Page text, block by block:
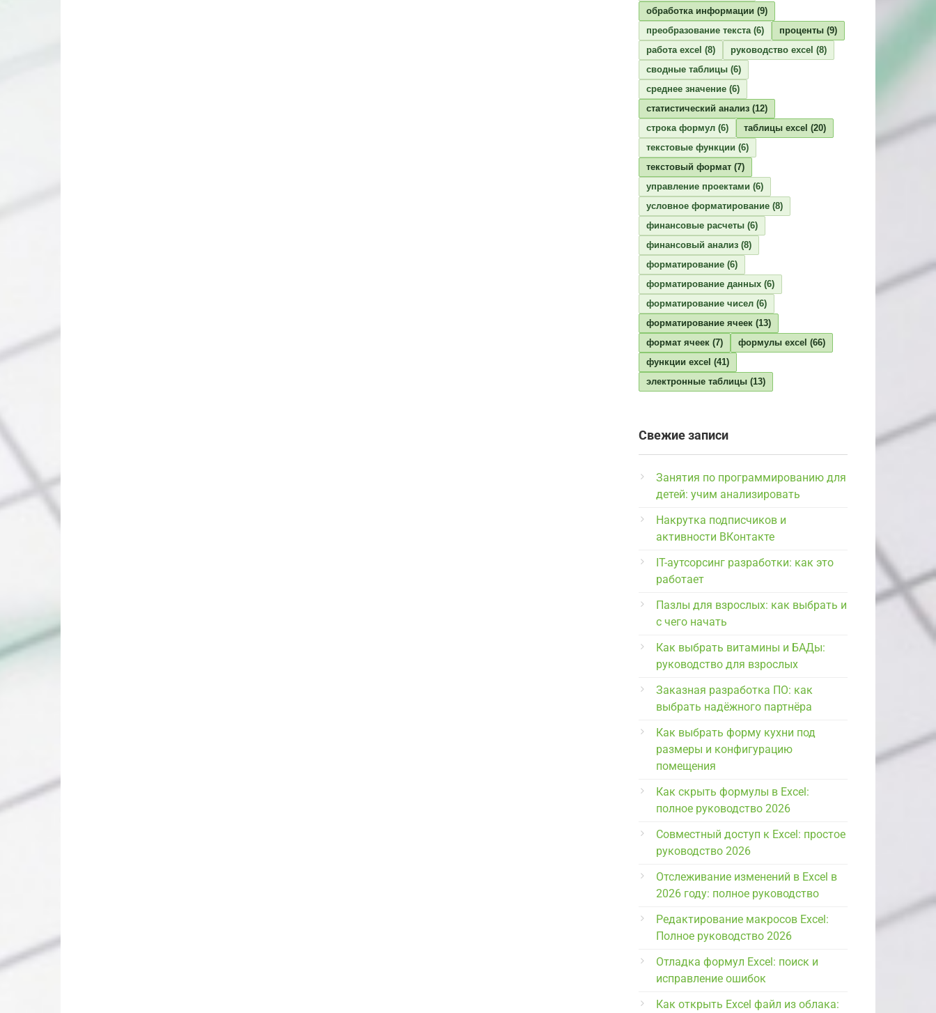
обработка информации (9)
преобразование текста(6) проценты (9)
работа excel (8) руководство excel (8)
сводные таблицы (6)
среднее значение (6)
статистический анализ (12)
строка формул (6) таблицы excel (20)
текстовые функции (6)
текстовый формат (7)
управление проектами (6)
условное форматирование (8)
финансовые расчеты (6)
финансовый анализ (8)
форматирование (6)
форматирование данных (6)
форматирование чисел (6)
форматирование ячеек (13)
формат ячеек (7) формулы excel (66)
функции excel (41)
электронные таблицы (13)
Свежие записи
Занятия по программированию для
детей: учим анализировать
Накрутка подписчиков и
активности ВКонтакте
IT-аутсорсинг разработки: как это
работает
Пазлы для взрослых: как выбрать и
с чего начать
Как выбрать витамины и БАДы:
руководство для взрослых
Заказная разработка ПО: как
выбрать надёжного партнёра
Как выбрать форму кухни под
размеры и конфигурацию
помещения
Как скрыть формулы в Excel:
полное руководство 2026
Совместный доступ к Excel: простое
руководство 2026
Отслеживание изменений в Excel в
2026 году: полное руководство
Редактирование макросов Excel:
Полное руководство 2026
Отладка формул Excel: поиск и
исправление ошибок
Как открыть Excel файл из облака: